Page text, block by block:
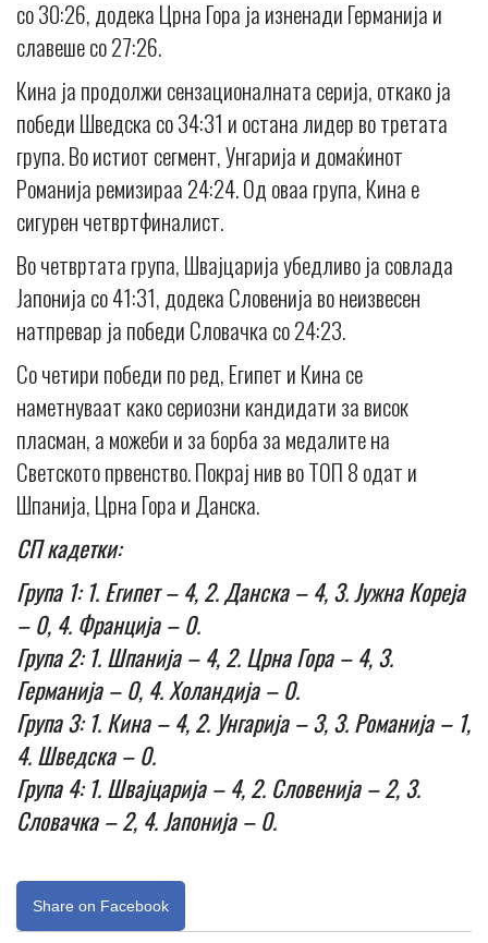
со 30:26, додека Црна Гора ја изненади Германија и
славеше со 27:26.
Кина ја продолжи сензационалната серија, откако ја
победи Шведска со 34:31 и остана лидер во третата
група. Во истиот сегмент, Унгарија и домаќинот
Романија ремизираа 24:24. Од оваа група, Кина е
сигурен четвртфиналист.
Во четвртата група, Швајцарија убедливо ја совлада
Јапонија со 41:31, додека Словенија во неизвесен
натпревар ја победи Словачка со 24:23.
Со четири победи по ред, Египет и Кина се
наметнуваат како сериозни кандидати за висок
пласман, а можеби и за борба за медалите на
Светското првенство. Покрај нив во ТОП 8 одат и
Шпанија, Црна Гора и Данска.
СП кадетки:
Група 1: 1. Египет – 4, 2. Данска – 4, 3. Јужна Кореја
– 0, 4. Франција – 0.
Група 2: 1. Шпанија – 4, 2. Црна Гора – 4, 3.
Германија – 0, 4. Холандија – 0.
Група 3: 1. Кина – 4, 2. Унгарија – 3, 3. Романија – 1,
4. Шведска – 0.
Група 4: 1. Швајцарија – 4, 2. Словенија – 2, 3.
Словачка – 2, 4. Јапонија – 0.
Share on Facebook